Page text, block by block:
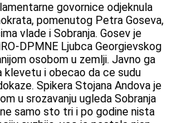
govornice odjeknula
pomenutog Petra Goseva,
vlade i Sobranja. Gosev je
DPMNE Ljubca Georgievskog
osobom u zemlji. Javno ga
klevetu i obecao da ce sudu
Spikera Stojana Andova je
u srozavanju ugleda Sobranja
samo sto tri i po godine nista